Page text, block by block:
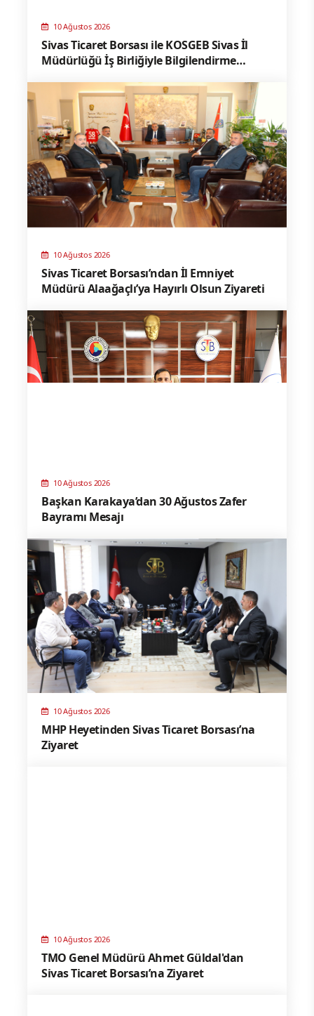
10 Ağustos 2026
Sivas Ticaret Borsası ile KOSGEB Sivas İl
Müdürlüğü İş Birliğiyle Bilgilendirme
10 Ağustos 2026
Sivas Ticaret Borsası’ndan İl Emniyet
Müdürü Alaağaçlı’ya Hayırlı Olsun Ziyareti
10 Ağustos 2026
Başkan Karakaya’dan 30 Ağustos Zafer
Bayramı Mesajı
10 Ağustos 2026
MHP Heyetinden Sivas Ticaret Borsası’na
Ziyaret
10 Ağustos 2026
TMO Genel Müdürü Ahmet Güldal'dan
Sivas Ticaret Borsası’na Ziyaret